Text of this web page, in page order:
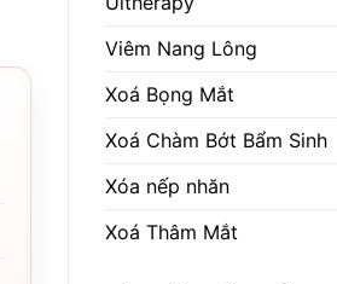
Viêm Nang Lông
Xoá Bọng Mắt
Xoá Chàm Bớt Bẩm Sinh
Xóa nếp nhăn
Xoá Thâm Mắt